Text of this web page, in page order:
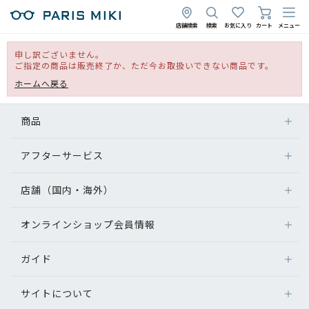
店舗検索 検索 お気に入り カート メニュー
申し訳ございません。
ご指定の商品は販売終了か、ただ今お取扱いできない商品です。
ホームへ戻る
商品
アフターサービス
店舗（国内・海外）
オンラインショップ会員情報
ガイド
サイトについて